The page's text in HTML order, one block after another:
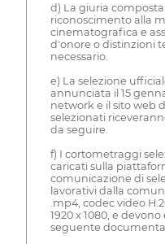
d) La giuria
riconoscimento alla
cinematografica e
d'onore o distinzioni
necessario.
e) La selezione
annunciata il 15
network e il sito web
selezionati
da seguire.
f) I cortometraggi
caricati sulla
comunicazione di
lavorativi dalla
.mp4, codec video
1920 x 1080, e
seguente